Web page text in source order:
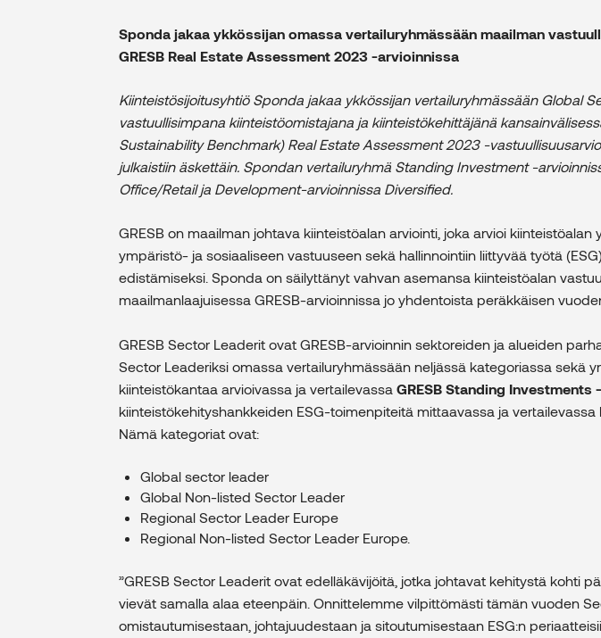
Sponda jakaa ykkössijan omassa vertailuryhmässään maailman
GRESB Real Estate Assessment 2023 -arvioinnissa
Kiinteistösijoitusyhtiö Sponda jakaa ykkössijan vertailuryhmässään Global
vastuullisimpana kiinteistöomistajana ja kiinteistökehittäjänä
Sustainability Benchmark) Real Estate Assessment 2023 -
julkaistiin äskettäin. Spondan vertailuryhmä Standing Investment -
Office/Retail ja Development-arvioinnissa Diversified.
GRESB on maailman johtava kiinteistöalan arviointi, joka arvioi kiinteistöalan
ympäristö- ja sosiaaliseen vastuuseen sekä hallinnointiin liittyvää työtä
edistämiseksi. Sponda on säilyttänyt vahvan asemansa kiinteistöalan
maailmanlaajuisessa GRESB-arvioinnissa jo yhdentoista peräkkäisen
GRESB Sector Leaderit ovat GRESB-arvioinnin sektoreiden ja alueiden
Sector Leaderiksi omassa vertailuryhmässään neljässä kategoriassa sekä
kiinteistökantaa arvioivassa ja vertailevassa GRESB Standing Investments
kiinteistökehityshankkeiden ESG-toimenpiteitä mittaavassa ja vertailevassa
Nämä kategoriat ovat:
Global sector leader
Global Non-listed Sector Leader
Regional Sector Leader Europe
Regional Non-listed Sector Leader Europe.
”GRESB Sector Leaderit ovat edelläkävijöitä, jotka johtavat kehitystä kohti
vievät samalla alaa eteenpäin. Onnittelemme vilpittömästi tämän vuoden
omistautumisestaan, johtajuudestaan ​​ja sitoutumisestaan ​​ESG:n